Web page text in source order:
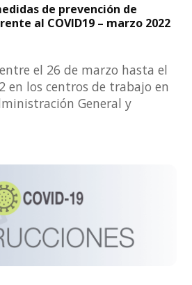
de prevención de
al COVID19 – marzo 2022
el 26 de marzo hasta el
en los centros de trabajo en
General y